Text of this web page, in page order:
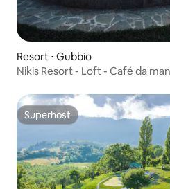
Resort ⋅ Gubbio
Nikis Resort - Loft - Café da
Superhost
Superhost